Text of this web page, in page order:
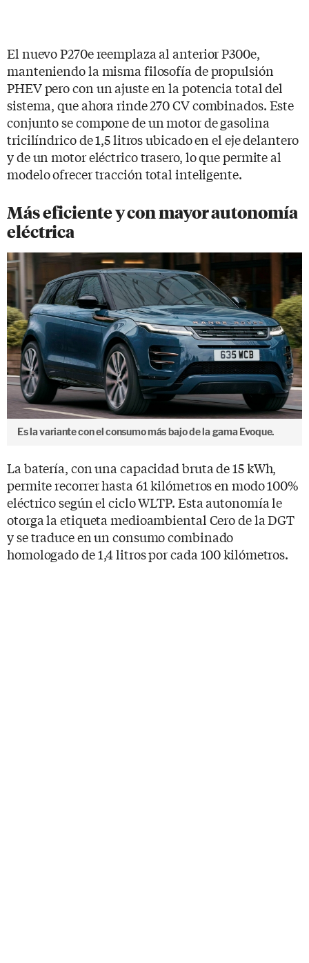
El nuevo P270e reemplaza al anterior P300e,
manteniendo la misma filosofía de propulsión
PHEV pero con un ajuste en la potencia total del
sistema, que ahora rinde 270 CV combinados. Este
conjunto se compone de un motor de gasolina
tricilíndrico de 1,5 litros ubicado en el eje delantero
y de un motor eléctrico trasero, lo que permite al
modelo ofrecer tracción total inteligente.
Más eficiente y con mayor autonomía
eléctrica
Es la variante con el consumo más bajo de la gama Evoque.
La batería, con una capacidad bruta de 15 kWh,
permite recorrer hasta 61 kilómetros en modo 100%
eléctrico según el ciclo WLTP. Esta autonomía le
otorga la etiqueta medioambiental Cero de la DGT
y se traduce en un consumo combinado
homologado de 1,4 litros por cada 100 kilómetros.